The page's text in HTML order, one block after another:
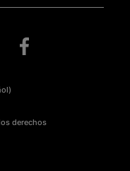
derechos